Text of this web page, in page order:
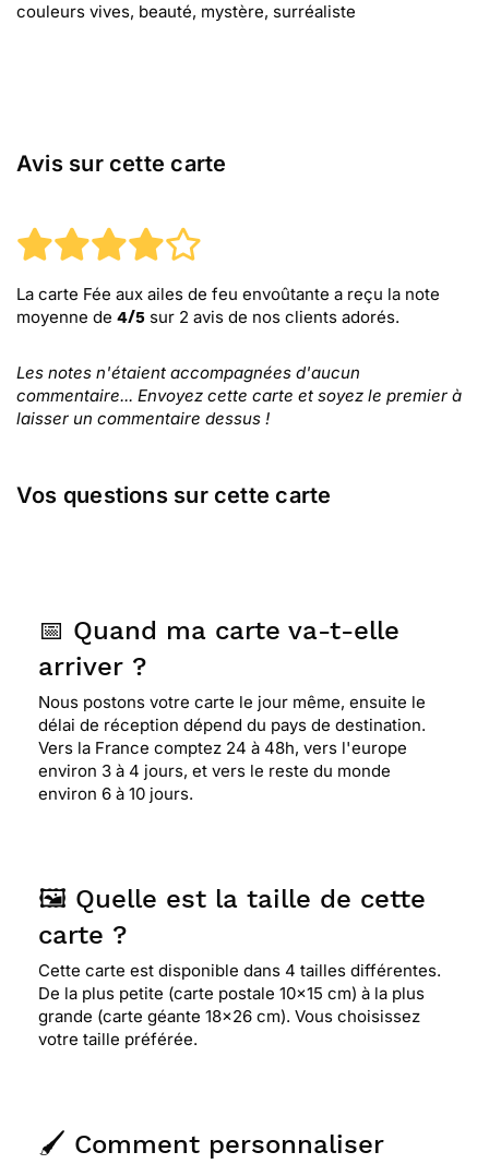
couleurs vives, beauté, mystère, surréaliste
Avis sur cette carte
La carte Fée aux ailes de feu envoûtante a reçu la note
moyenne de 4/5 sur 2 avis de nos clients adorés.
Les notes n'étaient accompagnées d'aucun
commentaire... Envoyez cette carte et soyez le premier à
laisser un commentaire dessus !
Vos questions sur cette carte
📅 Quand ma carte va-t-elle
arriver ?
Nous postons votre carte le jour même, ensuite le
délai de réception dépend du pays de destination.
Vers la France comptez 24 à 48h, vers l'europe
environ 3 à 4 jours, et vers le reste du monde
environ 6 à 10 jours.
🖼️ Quelle est la taille de cette
carte ?
Cette carte est disponible dans 4 tailles différentes.
De la plus petite (carte postale 10x15 cm) à la plus
grande (carte géante 18x26 cm). Vous choisissez
votre taille préférée.
🖌️ Comment personnaliser